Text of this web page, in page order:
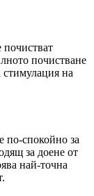
почистват
почистване
стимулация на
по-спокойно за
за доене от
най-точна